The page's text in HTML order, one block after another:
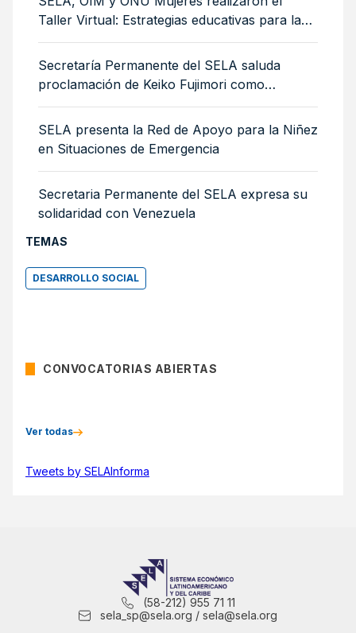
Taller Virtual: Estrategias educativas para la
integración de mujeres y niñas migrantes
Secretaría Permanente del SELA saluda
proclamación de Keiko Fujimori como
Presidenta de Perú
SELA presenta la Red de Apoyo para la Niñez
en Situaciones de Emergencia
Secretaria Permanente del SELA expresa su
solidaridad con Venezuela
TEMAS
DESARROLLO SOCIAL
CONVOCATORIAS ABIERTAS
Ver todas
Tweets by SELAInforma
(58-212) 955 71 11
sela_sp@sela.org / sela@sela.org